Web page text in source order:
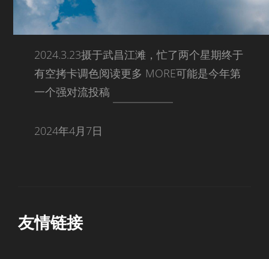
2024.3.23摄于武昌江滩，忙了两个星期终于
有空拷卡调色阅读更多 MORE可能是今年第
一个强对流投稿
2024年4月7日
友情链接